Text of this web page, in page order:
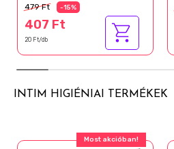
479 Ft -15%
407 Ft
20 Ft/db
INTIM HIGIÉNIAI TERMÉKEK
Most akcióban!